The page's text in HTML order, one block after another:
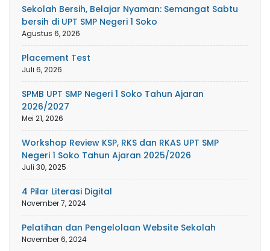
Sekolah Bersih, Belajar Nyaman: Semangat Sabtu
bersih di UPT SMP Negeri 1 Soko
Agustus 6, 2026
Placement Test
Juli 6, 2026
SPMB UPT SMP Negeri 1 Soko Tahun Ajaran
2026/2027
Mei 21, 2026
Workshop Review KSP, RKS dan RKAS UPT SMP
Negeri 1 Soko Tahun Ajaran 2025/2026
Juli 30, 2025
4 Pilar Literasi Digital
November 7, 2024
Pelatihan dan Pengelolaan Website Sekolah
November 6, 2024